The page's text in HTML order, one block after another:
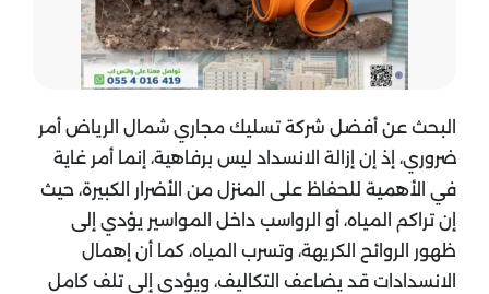
البحث عن أفضل شركة تسليك مجاري شمال الرياض أمر
ضروري، إذ إن إزالة الانسداد ليس برفاهية، إنما أمر غاية
في الأهمية للحفاظ على المنزل من الأضرار الكبيرة، حيث
إن تراكم المياه، أو الرواسب داخل المواسير يؤدي إلى
ظهور الروائح الكريهة، وتسرب المياه، كما أن إهمال
الانسدادات قد يضاعف التكاليف، ويؤدي إلى تلف كامل